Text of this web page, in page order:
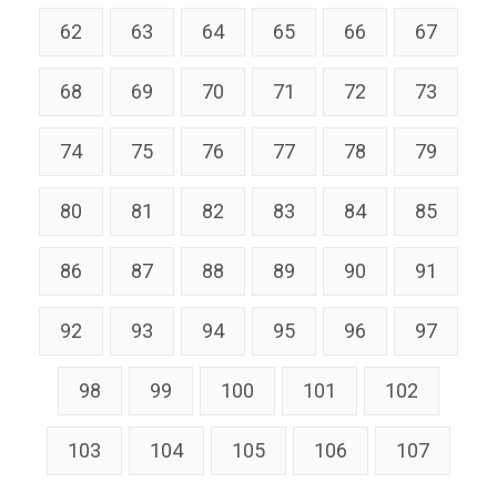
62 63 64 65 66 67
68 69 70 71 72 73
74 75 76 77 78 79
80 81 82 83 84 85
86 87 88 89 90 91
92 93 94 95 96 97
98 99 100 101 102
103 104 105 106 107